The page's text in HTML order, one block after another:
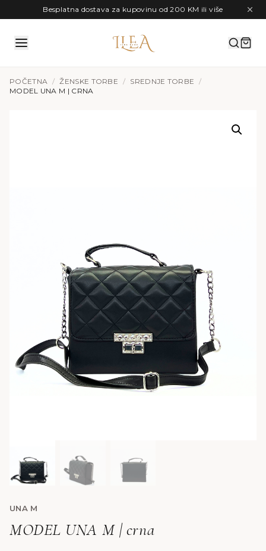
Preskoči na sadržajBesplatna dostava za kupovinu od 200 KM ili više
POČETNA / ŽENSKE TORBE / SREDNJE TORBE
/
MODEL UNA M | CRNA
UNA M
MODEL UNA M | crna